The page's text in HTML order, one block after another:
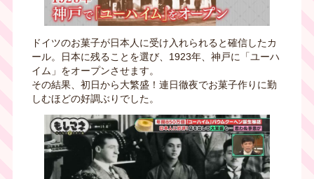
ドイツのお菓子が日本人に受け入れられると確信したカ
ール。日本に残ることを選び、1923年、神戸に「ユーハ
イム」をオープンさせます。
その結果、初日から大繁盛！連日徹夜でお菓子作りに勤
しむほどの好調ぶりでした。